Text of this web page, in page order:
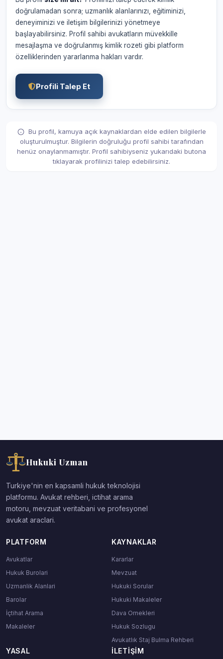
doğrulamadan sonra; uzmanlık alanlarınızı, eğitiminizi,
deneyiminizi ve iletişim bilgilerinizi yönetmeye
başlayabilirsiniz. Profil sahibi avukatların müvekkille
mesajlaşma ve doğrulanmış kimlik rozeti gibi platform
özelliklerinden yararlanma hakları vardır.
Profili Talep Et
Bu profil, kamuya açık kaynaklardan elde edilen bilgilerle
oluşturulmuştur. Bilgilerin doğruluğu profil sahibi tarafından
henüz onaylanmamıştır. Profil sahibiyseniz yukarıdaki butona
tıklayarak profilinizi talep edebilirsiniz.
Hukuki Uzman
Turkiye'nin en kapsamli hukuk teknolojisi
platformu. Avukat rehberi, ictihat arama
motoru, mevzuat veritabani ve profesyonel
avukat araclari.
PLATFORM
Avukatlar
Hukuk Burolari
Uzmanlik Alanlari
Barolar
İçtihat Arama
Makaleler
KAYNAKLAR
Kararlar
Mevzuat
Hukuki Sorular
Hukuki Makaleler
Dava Ornekleri
Hukuk Sozlugu
Avukatlık Staj Bulma Rehberi
YASAL İLETIŞIM